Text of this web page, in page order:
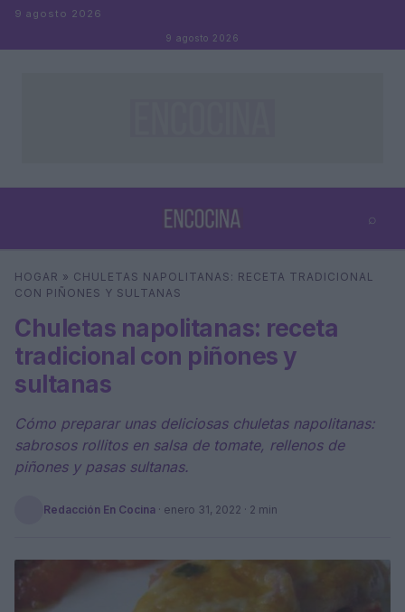
Saltar al contenido
9 agosto 2026
9 agosto 2026
⌕
Buscar ⌕ ×
HOGAR » CHULETAS NAPOLITANAS: RECETA TRADICIONAL
CON PIÑONES Y SULTANAS
Chuletas napolitanas: receta
tradicional con piñones y
sultanas
Cómo preparar unas deliciosas chuletas napolitanas:
sabrosos rollitos en salsa de tomate, rellenos de
piñones y pasas sultanas.
Redacción En Cocina · enero 31, 2022 · 2 min